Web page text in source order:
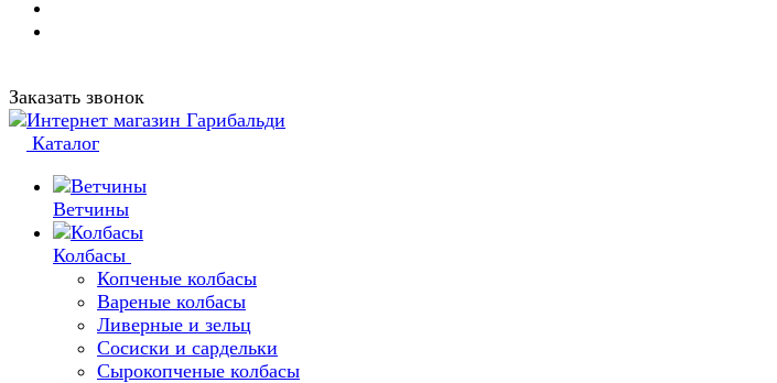
Заказать звонок
Каталог
Ветчины
Колбасы
Копченые колбасы
Вареные колбасы
Ливерные и зельц
Сосиски и сардельки
Сырокопченые колбасы